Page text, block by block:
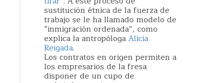
sustitución étnica de la fuerza de
trabajo se le ha llamado modelo de
“inmigración ordenada”, como
explica la antropólogaAlicia
Reigada.
Los contratos en origen permiten a
los empresarios de la fresa
disponer de un cupo de